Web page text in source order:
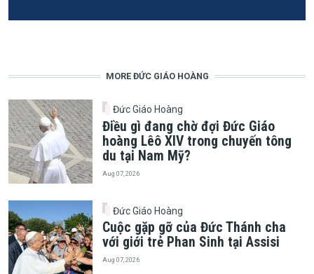
MORE ĐỨC GIÁO HOÀNG
Đức Giáo Hoàng
Điều gì đang chờ đợi Đức Giáo
hoàng Lêô XIV trong chuyến tông
du tại Nam Mỹ?
Aug 07, 2026
Đức Giáo Hoàng
Cuộc gặp gỡ của Đức Thánh cha
với giới trẻ Phan Sinh tại Assisi
Aug 07, 2026